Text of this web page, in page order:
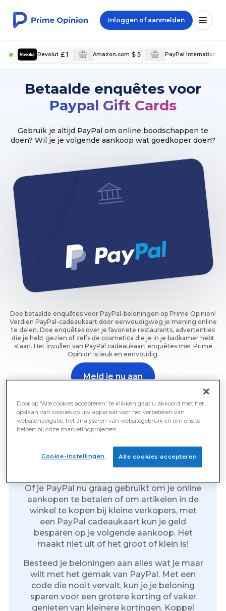
Inloggen of aanmelden
Revolut £ 1 Amazon.com $ 5 PayPal International
Betaalde enquêtes voor
Paypal Gift Cards
Gebruik je altijd PayPal om online boodschappen te
doen? Wil je je volgende aankoop wat goedkoper doen?
Doe betaalde enquêtes voor PayPal-beloningen op Prime Opinion!
Verdien PayPal-cadeaukaart door eenvoudigweg je mening online
te delen. Doe enquêtes over je favoriete restaurants, advertenties
die je hebt gezien of zelfs de cosmetica die je in je badkamer hebt
staan. Het invullen van PayPal cadeaukaart enquêtes met Prime
Opinion is leuk en eenvoudig.
Meld je nu aan
Betaalde enquêtes: PayPal
beloningen
Of je PayPal nu graag gebruikt om je online
aankopen te betalen of om artikelen in de
winkel te kopen bij kleine verkopers, met
een PayPal cadeaukaart kun je geld
besparen op je volgende aankoop. Het
maakt niet uit of het groot of klein is!
Besteed je beloningen aan alles wat je maar
wilt met het gemak van PayPal. Met een
code die nooit vervalt, kun je je beloning
sparen voor een grotere korting of vaker
genieten van kleinere kortingen. Koppel
Door op “Alle cookies accepteren” te klikken gaat u akkoord met het
opslaan van cookies op uw apparaat voor het verbeteren van
websitenavigatie, het analyseren van websitegebruik en om ons te
helpen bij onze marketingprojecten.
Alle cookies accepteren
Cookie-instellingen